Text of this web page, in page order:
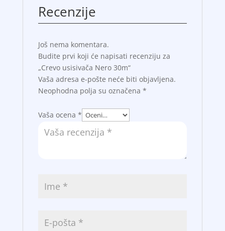
Recenzije
Još nema komentara.
Budite prvi koji će napisati recenziju za
„Crevo usisivača Nero 30m“
Vaša adresa e-pošte neće biti objavljena.
Neophodna polja su označena *
Vaša ocena *